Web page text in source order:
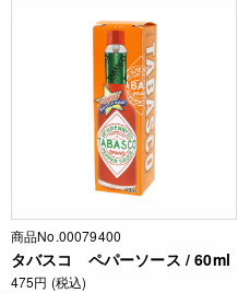
商品No.00079400
タバスコ ペパーソース / 60ml
475円 (税込)